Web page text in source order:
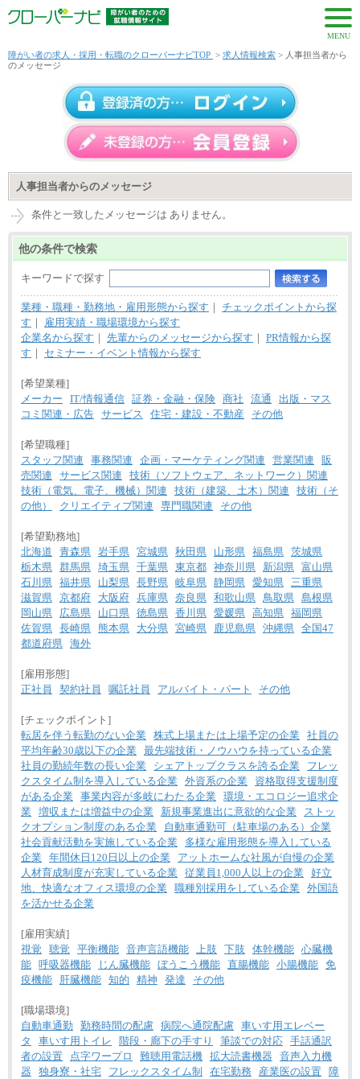
MENU
障がい者の求人・採用・転職のクローバーナビTOP > 求人情報検索 > 人事担当者から
のメッセージ
人事担当者からのメッセージ
条件と一致したメッセージは ありません。
他の条件で検索
キーワードで探す
業種・職種・勤務地・雇用形態から探す ｜ チェックポイントから探
す ｜
雇用実績・職場環境から探す
企業名から探す ｜ 先輩からのメッセージから探す ｜ PR情報から探
す ｜ セミナー・イベント情報から探す
[希望業種]
メーカー
IT/情報通信 証券・金融・保険 商社 流通
出版・マス
コミ関連・広告 サービス 住宅・建設・不動産 その他
[希望職種]
スタッフ関連
事務関連 企画・マーケティング関連 営業関連
販
売関連
サービス関連
技術（ソフトウェア、ネットワーク）関連
技術（電気、電子、機械）関連
技術（建築、土木）関連
技術（そ
の他）
クリエイティブ関連 専門職関連 その他
[希望勤務地]
北海道
青森県 岩手県 宮城県 秋田県 山形県 福島県
茨城県
栃木県
群馬県 埼玉県 千葉県 東京都 神奈川県 新潟県
富山県
石川県
福井県 山梨県 長野県 岐阜県 静岡県 愛知県
三重県
滋賀県
京都府 大阪府 兵庫県 奈良県 和歌山県 鳥取県
島根県
岡山県
広島県 山口県 徳島県 香川県 愛媛県 高知県
福岡県
佐賀県
長崎県 熊本県 大分県 宮崎県 鹿児島県 沖縄県
全国47
都道府県
海外
[雇用形態]
正社員
契約社員 嘱託社員 アルバイト・パート その他
[チェックポイント]
転居を伴う転勤のない企業 株式上場または上場予定の企業 社員の
平均年齢30歳以下の企業 最先端技術・ノウハウを持っている企業
社員の勤続年数の長い企業
シェアトップクラスを誇る企業
フレッ
クスタイム制を導入している企業 外資系の企業
資格取得支援制度
がある企業 事業内容が多岐にわたる企業 環境・エコロジー追求企
業 増収または増益中の企業 新規事業進出に意欲的な企業
ストッ
クオプション制度のある企業
自動車通勤可（駐車場のある）企業
社会貢献活動を実施している企業
多様な雇用形態を導入している
企業 年間休日120日以上の企業
アットホームな社風が自慢の企業
人材育成制度が充実している企業 従業員1,000人以上の企業 好立
地、快適なオフィス環境の企業 職種別採用をしている企業 外国語
を活かせる企業
[雇用実績]
視覚
聴覚 平衡機能 音声言語機能 上肢 下肢 体幹機能 心臓機
能 呼吸器機能 じん臓機能 ぼうこう機能 直腸機能 小腸機能 免
疫機能
肝臓機能 知的 精神 発達 その他
[職場環境]
自動車通勤
勤務時間の配慮 病院へ通院配慮 車いす用エレベー
タ
車いす用トイレ 階段・廊下の手すり 筆談での対応 手話通訳
者の設置
点字ワープロ 難聴用電話機 拡大読書機器
音声入力機
器
独身寮・社宅 フレックスタイム制 在宅勤務 産業医の設置
障